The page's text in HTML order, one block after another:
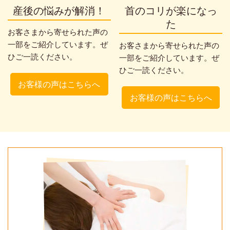
産後の悩みが解消！
お客さまから寄せられた声の
一部をご紹介しています。ぜ
ひご一読ください。
お客様の声はこちらへ
首のコリが楽になっ
た
お客さまから寄せられた声の
一部をご紹介しています。ぜ
ひご一読ください。
お客様の声はこちらへ